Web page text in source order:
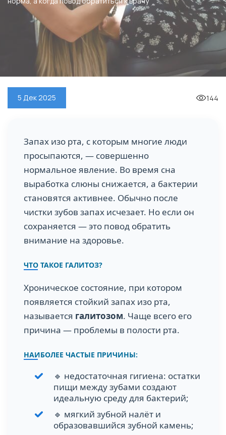
5 Дек 2025 144
Запах изо рта, с которым многие люди
просыпаются, — совершенно
нормальное явление. Во время сна
выработка слюны снижается, а бактерии
становятся активнее. Обычно после
чистки зубов запах исчезает. Но если он
сохраняется — это повод обратить
внимание на здоровье.
ЧТО ТАКОЕ ГАЛИТОЗ?
Хроническое состояние, при котором
появляется стойкий запах изо рта,
называется галитозом. Чаще всего его
причина — проблемы в полости рта.
НАИБОЛЕЕ ЧАСТЫЕ ПРИЧИНЫ:
🔹 недостаточная гигиена: остатки
пищи между зубами создают
идеальную среду для бактерий;
🔹 мягкий зубной налёт и
образовавшийся зубной камень;